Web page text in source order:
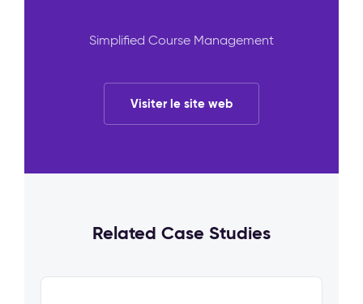
Simplified Course Management
Visiter le site web
Related Case Studies